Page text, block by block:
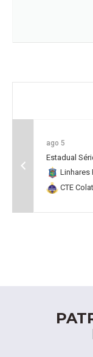
ago 5
Estadual
Linhares
CTE